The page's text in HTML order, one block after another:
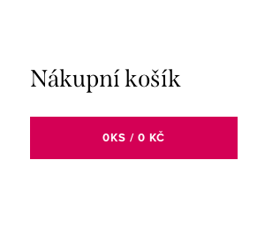
Nákupní košík
0KS / 0 KČ